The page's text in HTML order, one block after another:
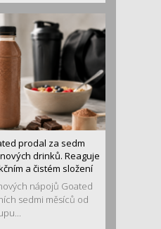
prodal za sedm
drinků. Reaguje
a čistém složení
nápojů Goated
sedmi měsíců od